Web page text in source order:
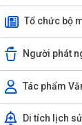
Tổ chức bộ
Người phát
Tác phẩm
Di tích lịch
Ban đại diện Hội
giao...